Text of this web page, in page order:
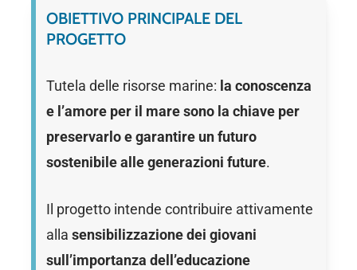
OBIETTIVO PRINCIPALE DEL
PROGETTO
Tutela delle risorse marine: la conoscenza
e l’amore per il mare sono la chiave per
preservarlo e garantire un futuro
sostenibile alle generazioni future.
Il progetto intende contribuire attivamente
allasensibilizzazione dei giovani
sull’importanza dell’educazione